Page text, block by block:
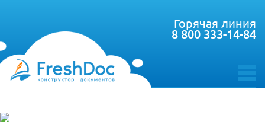
toggle
Горячая линия
8 800 333-14-84